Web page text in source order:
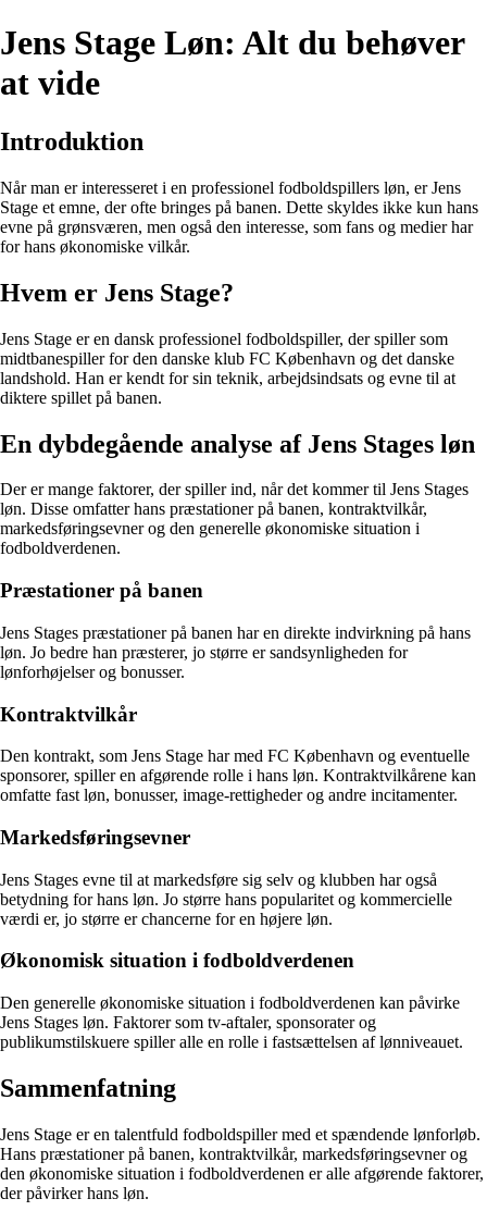
Jens Stage Løn: Alt du behøver
at vide
Introduktion
Når man er interesseret i en professionel fodboldspillers løn, er Jens
Stage et emne, der ofte bringes på banen. Dette skyldes ikke kun hans
evne på grønsværen, men også den interesse, som fans og medier har
for hans økonomiske vilkår.
Hvem er Jens Stage?
Jens Stage er en dansk professionel fodboldspiller, der spiller som
midtbanespiller for den danske klub FC København og det danske
landshold. Han er kendt for sin teknik, arbejdsindsats og evne til at
diktere spillet på banen.
En dybdegående analyse af Jens Stages løn
Der er mange faktorer, der spiller ind, når det kommer til Jens Stages
løn. Disse omfatter hans præstationer på banen, kontraktvilkår,
markedsføringsevner og den generelle økonomiske situation i
fodboldverdenen.
Præstationer på banen
Jens Stages præstationer på banen har en direkte indvirkning på hans
løn. Jo bedre han præsterer, jo større er sandsynligheden for
lønforhøjelser og bonusser.
Kontraktvilkår
Den kontrakt, som Jens Stage har med FC København og eventuelle
sponsorer, spiller en afgørende rolle i hans løn. Kontraktvilkårene kan
omfatte fast løn, bonusser, image-rettigheder og andre incitamenter.
Markedsføringsevner
Jens Stages evne til at markedsføre sig selv og klubben har også
betydning for hans løn. Jo større hans popularitet og kommercielle
værdi er, jo større er chancerne for en højere løn.
Økonomisk situation i fodboldverdenen
Den generelle økonomiske situation i fodboldverdenen kan påvirke
Jens Stages løn. Faktorer som tv-aftaler, sponsorater og
publikumstilskuere spiller alle en rolle i fastsættelsen af lønniveauet.
Sammenfatning
Jens Stage er en talentfuld fodboldspiller med et spændende lønforløb.
Hans præstationer på banen, kontraktvilkår, markedsføringsevner og
den økonomiske situation i fodboldverdenen er alle afgørende faktorer,
der påvirker hans løn.